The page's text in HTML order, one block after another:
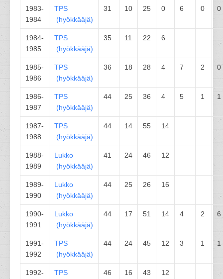
1983-
1984
TPS
(hyökkääjä)
31 10 25 0 6 0 0
1984-
1985
TPS
(hyökkääjä)
35 11 22 6
1985-
1986
TPS
(hyökkääjä)
36 18 28 4 7 2 0
1986-
1987
TPS
(hyökkääjä)
44 25 36 4 5 1 1
1987-
1988
TPS
(hyökkääjä)
44 14 55 14
1988-
1989
Lukko
(hyökkääjä)
41 24 46 12
1989-
1990
Lukko
(hyökkääjä)
44 25 26 16
1990-
1991
Lukko
(hyökkääjä)
44 17 51 14 4 2 6
1991-
1992
TPS
(hyökkääjä)
44 24 45 12 3 1 1
1992-
TPS
46 16 43 12